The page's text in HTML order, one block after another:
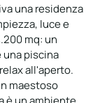
una residenza
luce e
mq: un
una piscina
all'aperto.
maestoso